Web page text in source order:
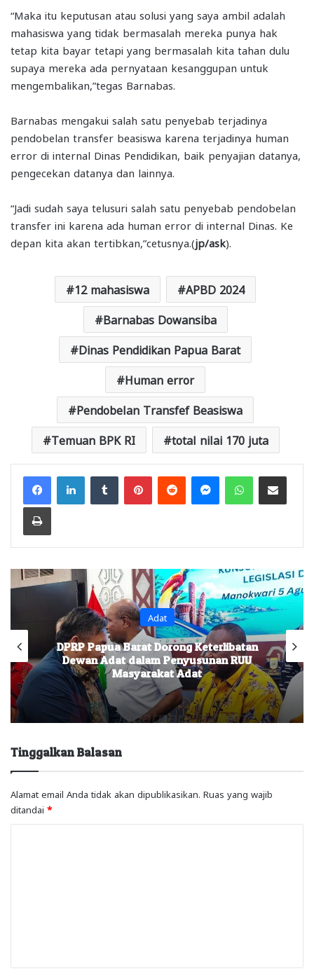
“Maka itu keputusan atau solusi yang saya ambil adalah
mahasiswa yang tidak bermasalah mereka punya hak
tetap kita bayar tetapi yang bermasalah kita tahan dulu
supaya mereka ada pernyataan kesanggupan untuk
mengembalikan,”tegas Barnabas.
Barnabas mengakui salah satu penyebab terjadinya
pendobelan transfer beasiswa karena terjadinya human
error di internal Dinas Pendidikan, baik penyajian datanya,
pengecekan datanya dan lainnya.
“Jadi sudah saya telusuri salah satu penyebab pendobelan
transfer ini karena ada human error di internal Dinas. Ke
depan kita akan tertibkan,”cetusnya.(jp/ask).
12 mahasiswa APBD 2024
Barnabas Dowansiba
Dinas Pendidikan Papua Barat
Human error
Pendobelan Transfef Beasiswa
Temuan BPK RI total nilai 170 juta
FacebookLinkedInTumblr PinterestReddit MessengerWhatsAppShare via Email
Print
Adat
DPRP Papua Barat Dorong Keterlibatan
Dewan Adat dalam Penyusunan RUU
Masyarakat Adat
Tinggalkan Balasan
Alamat email Anda tidak akan dipublikasikan. Ruas yang wajib
ditandai *